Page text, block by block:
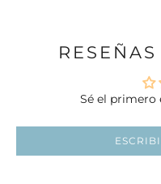
Sé el primero